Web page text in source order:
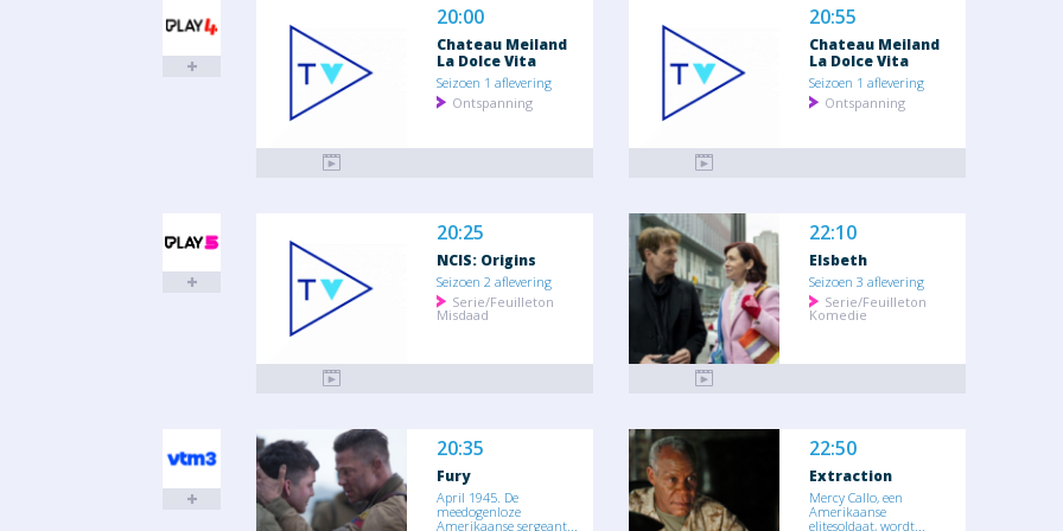
20:00
Chateau Meiland
La Dolce Vita
Seizoen 1 aflevering
Ontspanning
20:55
Chateau Meiland
La Dolce Vita
Seizoen 1 aflevering
Ontspanning
20:25
NCIS: Origins
Seizoen 2 aflevering
Serie/Feuilleton
Misdaad
22:10
Elsbeth
Seizoen 3 aflevering
Serie/Feuilleton
Komedie
20:35
Fury
April 1945. De
meedogenloze
Amerikaanse sergeant...
22:50
Extraction
Mercy Callo, een
Amerikaanse
elitesoldaat, wordt...